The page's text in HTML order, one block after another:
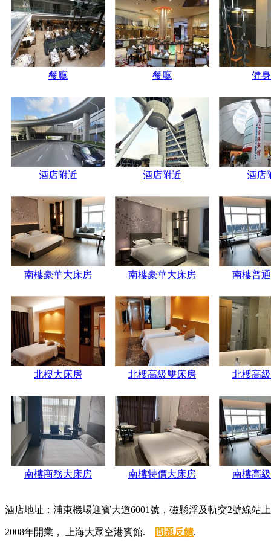
餐廳 餐廳 健
酒店附近 酒店附近 酒店
南樓豪華大床房 南樓豪華大床房 南樓普
北樓大床房 北樓高級雙床房 北樓高
南樓商務大床房 南樓特價大床房 南樓高
酒店地址：浦東機場迎賓大道6001號，磁懸浮及軌交2號線站
2008年開業， 上海大眾空港賓館. 問題反饋.